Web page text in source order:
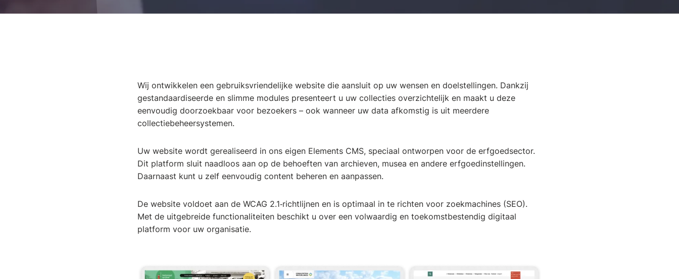
Wij ontwikkelen een gebruiksvriendelijke website die aansluit op uw wensen en doelstellingen. Dankzij
gestandaardiseerde en slimme modules presenteert u uw collecties overzichtelijk en maakt u deze
eenvoudig doorzoekbaar voor bezoekers – ook wanneer uw data afkomstig is uit meerdere
collectiebeheersystemen.
Uw website wordt gerealiseerd in ons eigen Elements CMS, speciaal ontworpen voor de erfgoedsector.
Dit platform sluit naadloos aan op de behoeften van archieven, musea en andere erfgoedinstellingen.
Daarnaast kunt u zelf eenvoudig content beheren en aanpassen.
De website voldoet aan de WCAG 2.1‑richtlijnen en is optimaal in te richten voor zoekmachines (SEO).
Met de uitgebreide functionaliteiten beschikt u over een volwaardig en toekomstbestendig digitaal
platform voor uw organisatie.